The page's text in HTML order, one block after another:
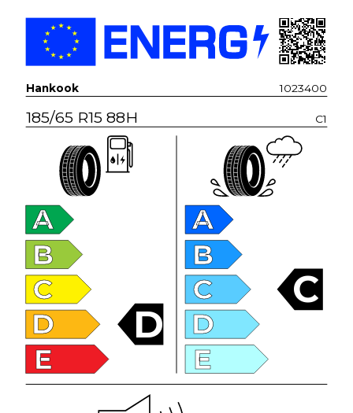
Hankook 1023400
185/65 R15 88H C1
A
B
C
D
E
D
A
B
C
D
E
C